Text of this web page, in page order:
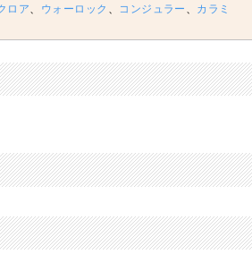
ロア、 ウォーロック 、 コンジュラー 、 カラミ